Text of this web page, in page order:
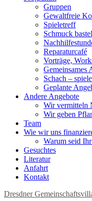
Gruppen
Gewaltfreie
Spieletreff
Schmuck
Reparaturcafé
Vorträge,
Gemeinsames
Schach –
Geplante
Andere Angebote
Wir vermitteln
Wir geben
Team
Wie wir uns
Warum seid
Gesuchtes
Literatur
Anfahrt
Kontakt
Dresdner